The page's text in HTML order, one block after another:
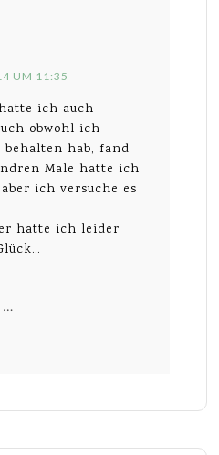
UM 11:35
ich auch
obwohl ich
hab, fand
Male hatte ich
ich versuche es
hatte ich leider
…